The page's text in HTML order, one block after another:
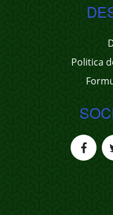
Politica